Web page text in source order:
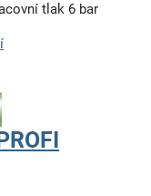
tlak 6 bar